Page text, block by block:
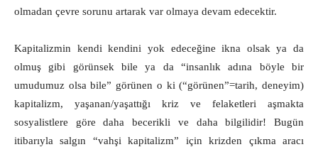
olmadan çevre sorunu artarak var olmaya devam edecektir.
Kapitalizmin kendi kendini yok edeceğine ikna olsak ya da
olmuş gibi görünsek bile ya da “insanlık adına böyle bir
umudumuz olsa bile” görünen o ki (“görünen”=tarih, deneyim)
kapitalizm, yaşanan/yaşattığı kriz ve felaketleri aşmakta
sosyalistlere göre daha becerikli ve daha bilgilidir! Bugün
itibarıyla salgın “vahşi kapitalizm” için krizden çıkma aracı